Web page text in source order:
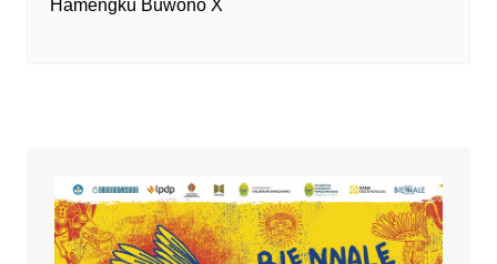
Hamengku Buwono X